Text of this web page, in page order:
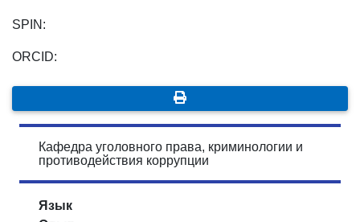
SPIN:
ORCID:
Кафедра уголовного права, криминологии и
противодействия коррупции
Язык